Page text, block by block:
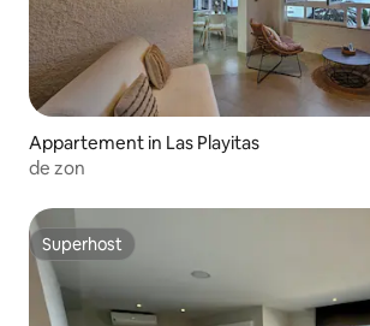
Appartement in Las Playitas
de zon
Superhost
Superhost